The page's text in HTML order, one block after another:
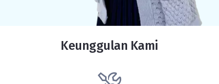
Keunggulan Kami